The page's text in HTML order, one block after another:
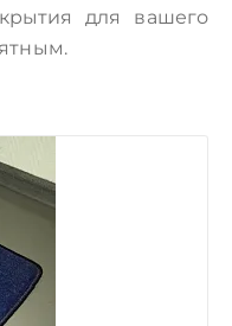
для вашего